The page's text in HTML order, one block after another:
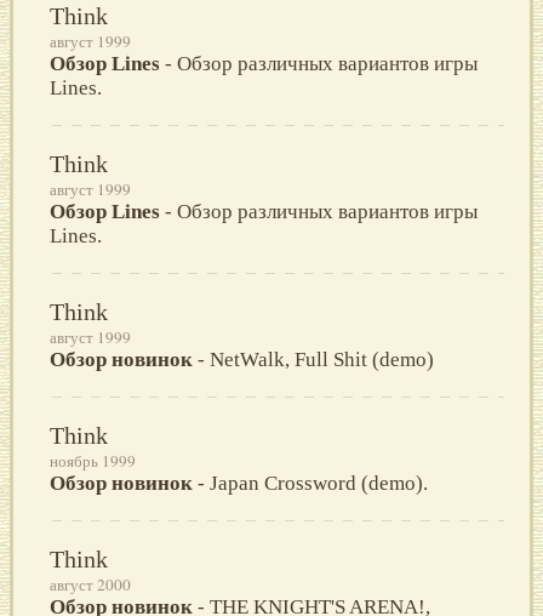
Think
август 1999
Обзор Lines - Обзор различных вариантов игры
Lines.
Think
август 1999
Обзор Lines - Обзор различных вариантов игры
Lines.
Think
август 1999
Обзор новинок - NetWalk, Full Shit (demo)
Think
ноябрь 1999
Обзор новинок - Japan Crossword (demo).
Think
август 2000
Обзор новинок - THE KNIGHT'S ARENA!,